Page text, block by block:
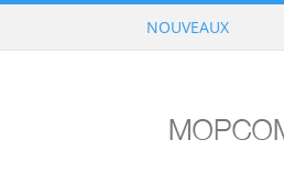
NOUVEAUX